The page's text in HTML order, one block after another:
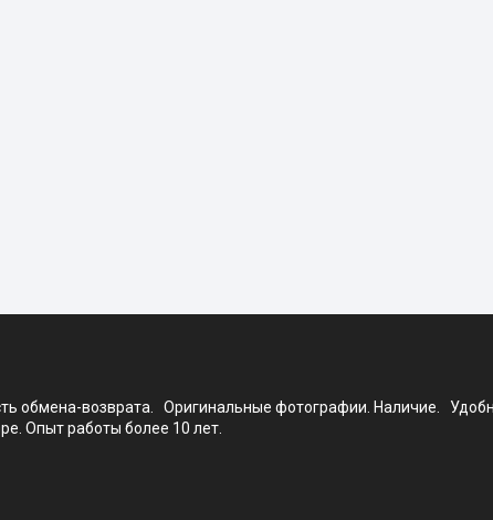
обмена-возврата. Оригинальные фотографии. Наличие.
Опыт работы более 10 лет.